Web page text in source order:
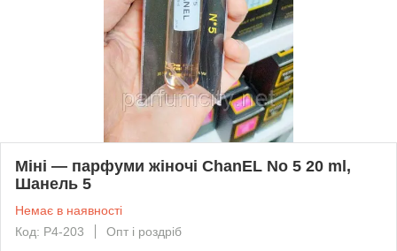
Міні — парфуми жіночі ChanEL No 5 20 ml,
Шанель 5
Немає в наявності
Код: Р4-203
Опт і роздріб